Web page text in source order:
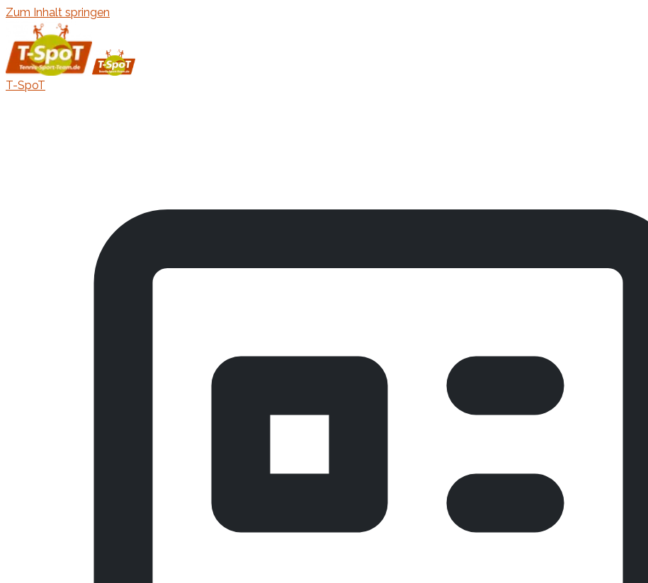
Zum Inhalt springen
T-SpoT